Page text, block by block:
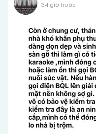
34 giờ trước